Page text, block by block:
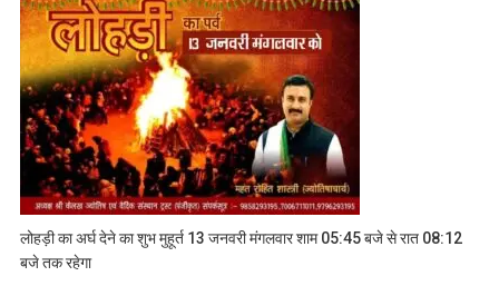
लोहड़ी का अर्घ देने का शुभ मुहूर्त 13 जनवरी मंगलवार शाम 05:45 बजे से रात 08:12
बजे तक रहेगा